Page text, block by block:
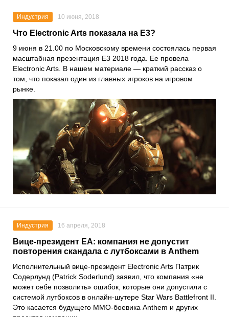
Индустрия 10 июня, 2018
Что Electronic Arts показала на E3?
9 июня в 21.00 по Московскому времени состоялась первая
масштабная презентация E3 2018 года. Ее провела
Electronic Arts. В нашем материале — краткий рассказ о
том, что показал один из главных игроков на игровом
рынке.
Индустрия 16 апреля, 2018
Вице-президент EA: компания не допустит
повторения скандала с лутбоксами в Anthem
Исполнительный вице-президент Electronic Arts Патрик
Содерлунд (Patrick Soderlund) заявил, что компания «не
может себе позволить» ошибок, которые они допустили с
системой лутбоксов в онлайн-шутере Star Wars Battlefront II.
Это касается будущего ММО-боевика Anthem и других